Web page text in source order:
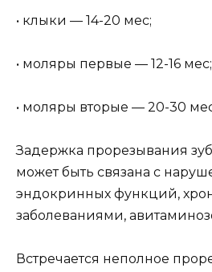
• клыки — 14-20 мес;
• моляры первые — 12-16 мес;
• моляры вторые — 20-30
Задержка прорезывания
может быть связана с
эндокринных функций,
заболеваниями,
Встречается неполное